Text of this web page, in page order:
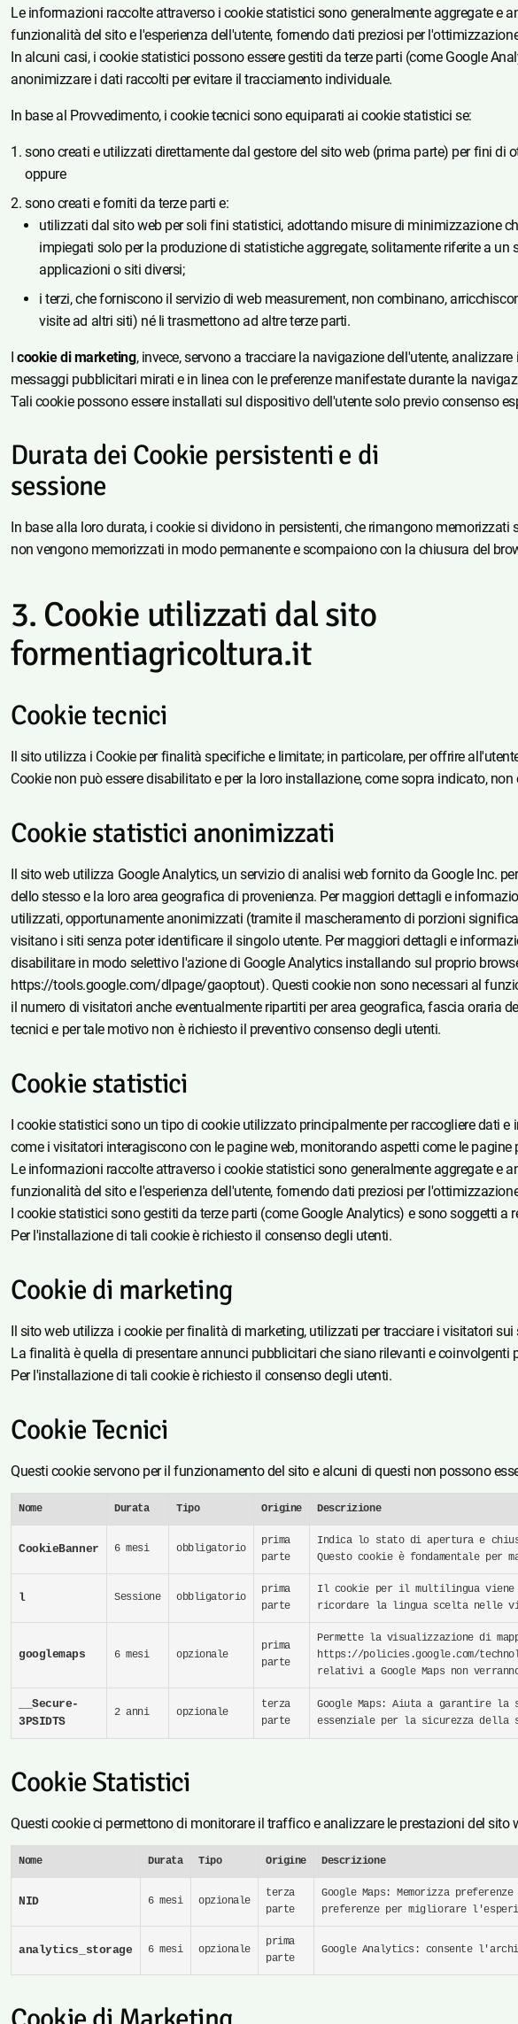
Le informazioni raccolte attraverso i cookie statistici sono generalmente aggregate
funzionalità del sito e l'esperienza dell'utente, fornendo dati preziosi per
In alcuni casi, i cookie statistici possono essere gestiti da terze parti (come Google
anonimizzare i dati raccolti per evitare il tracciamento individuale.
In base al Provvedimento, i cookie tecnici sono equiparati ai cookie statistici se:
sono creati e utilizzati direttamente dal gestore del sito web (prima parte) per fini
oppure
sono creati e forniti da terze parti e:
utilizzati dal sito web per soli fini statistici, adottando misure di minimizzazione
impiegati solo per la produzione di statistiche aggregate, solitamente riferite a
applicazioni o siti diversi;
i terzi, che forniscono il servizio di web measurement, non combinano,
visite ad altri siti) né li trasmettono ad altre terze parti.
Icookie di marketing, invece, servono a tracciare la navigazione dell'utente,
messaggi pubblicitari mirati e in linea con le preferenze manifestate durante la
Tali cookie possono essere installati sul dispositivo dell'utente solo previo consenso
Durata dei Cookie persistenti e di
sessione
In base alla loro durata, i cookie si dividono in persistenti, che rimangono
non vengono memorizzati in modo permanente e scompaiono con la chiusura del
Cookie utilizzati dal sito
formentiagricoltura.it
Cookie tecnici
Il sito utilizza i Cookie per finalità specifiche e limitate; in particolare, per offrire
Cookie non può essere disabilitato e per la loro installazione, come sopra indicato,
Cookie statistici anonimizzati
Il sito web utilizza Google Analytics, un servizio di analisi web fornito da Google Inc.
dello stesso e la loro area geografica di provenienza. Per maggiori dettagli e
utilizzati, opportunamente anonimizzati (tramite il mascheramento di porzioni
visitano i siti senza poter identificare il singolo utente. Per maggiori dettagli e
disabilitare in modo selettivo l'azione di Google Analytics installando sul proprio
https://tools.google.com/dlpage/gaoptout). Questi cookie non sono necessari al
il numero di visitatori anche eventualmente ripartiti per area geografica, fascia oraria
tecnici e per tale motivo non è richiesto il preventivo consenso degli utenti.
Cookie statistici
I cookie statistici sono un tipo di cookie utilizzato principalmente per raccogliere dati
come i visitatori interagiscono con le pagine web, monitorando aspetti come le
Le informazioni raccolte attraverso i cookie statistici sono generalmente aggregate
funzionalità del sito e l'esperienza dell'utente, fornendo dati preziosi per
I cookie statistici sono gestiti da terze parti (come Google Analytics) e sono soggetti
Per l'installazione di tali cookie è richiesto il consenso degli utenti.
Cookie di marketing
Il sito web utilizza i cookie per finalità di marketing, utilizzati per tracciare i visitatori
La finalità è quella di presentare annunci pubblicitari che siano rilevanti e
Per l'installazione di tali cookie è richiesto il consenso degli utenti.
Cookie Tecnici
Questi cookie servono per il funzionamento del sito e alcuni di questi non possono
Nome Durata Tipo Origine Descrizione
CookieBanner 6 mesi obbligatorio
prima
parte
Indica lo stato di apertura e
Questo cookie è fondamentale
l Sessione obbligatorio
prima
parte
Il cookie per il multilingua viene
ricordare la lingua scelta nelle
googlemaps 6 mesi opzionale
prima
parte
Permette la visualizzazione di
https://policies.google.com/
relativi a Google Maps non
__Secure-
3PSIDTS
2 anni opzionale
terza
parte
Google Maps: Aiuta a garantire
essenziale per la sicurezza della
Cookie Statistici
Questi cookie ci permettono di monitorare il traffico e analizzare le prestazioni del sito
Nome Durata Tipo Origine Descrizione
NID 6 mesi opzionale
terza
parte
Google Maps: Memorizza
preferenze per migliorare
analytics_storage 6 mesi opzionale
prima
parte
Google Analytics: consente